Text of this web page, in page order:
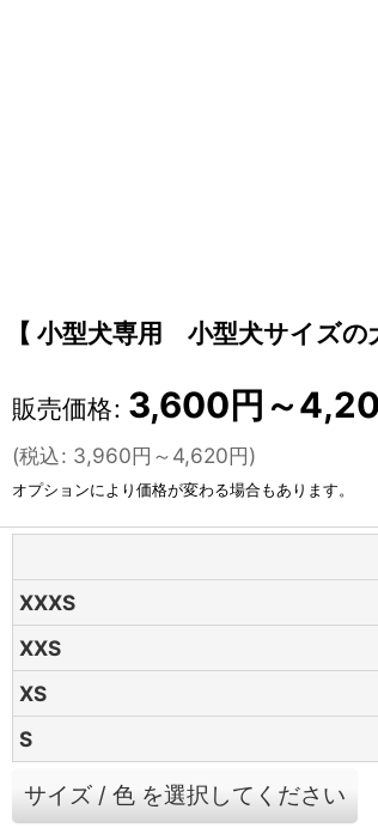
【 小型犬専用 小型犬サイズ
販売価格: 3,600円 ～
(税込: 3,960円 ～4,620円)
オプションにより価格が変わる場合もあります。
XXXS
XXS
XS
S
サイズ / 色 を選択してください